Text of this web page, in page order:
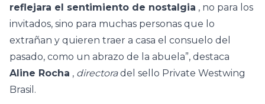
reflejara el sentimiento de nostalgia , no para los
invitados, sino para muchas personas que lo
extrañan y quieren traer a casa el consuelo del
pasado, como un abrazo de la abuela”, destaca
Aline Rocha , directoradel sello Private Westwing
Brasil.